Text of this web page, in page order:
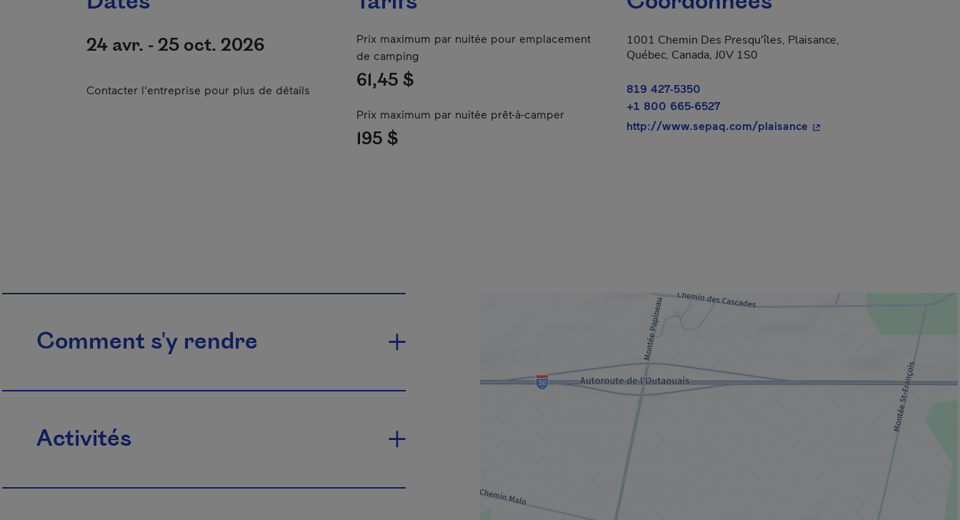
24 avr. - 25 oct. 2026
Contacter l'entreprise pour plus de détails
Prix maximum par nuitée pour emplacement
de camping
61,45 $
Prix maximum par nuitée prêt-à-camper
195 $
1001 Chemin Des Presqu'îles, Plaisance,
Québec, Canada, J0V 1S0
819 427-5350
+1 800 665-6527
http://www.sepaq.com/plaisance - Cet hyperlien s'ouvrira
Comment s'y rendre
Activités